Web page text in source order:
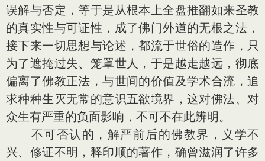
误解与否定，等于是从根本上全盘推翻如来圣教
的真实性与可证性，成了佛门外道的无根之法，
接下来一切思想与论述，都流于世俗的造作，只
为了遮掩过失、笼罩世人，于是越走越远，彻底
偏离了佛教正法，与世间的价值及学术合流，追
求种种生灭无常的意识五欲境界，这对佛法、对
众生有严重的负面影响，不可不在此辨明。
不可否认的，解严前后的佛教界，义学不
兴、修证不明，释印顺的著作，确曾滋润了许多